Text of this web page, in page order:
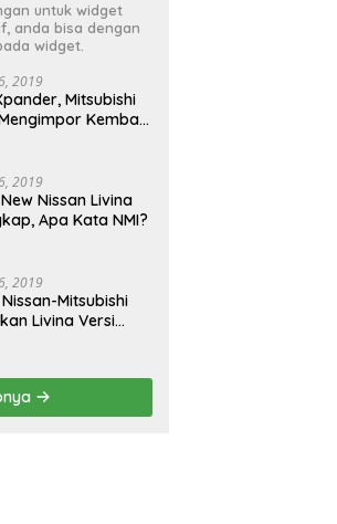
untuk widget
anda bisa dengan
widget.
2019
Mitsubishi
Kembali
2019
Nissan Livina
Apa Kata NMI?
2019
Mitsubishi
Livina Versi